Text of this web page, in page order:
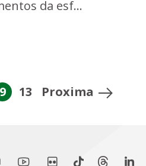
da esf...
9 13 Proxima